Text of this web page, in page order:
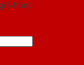
hàng.